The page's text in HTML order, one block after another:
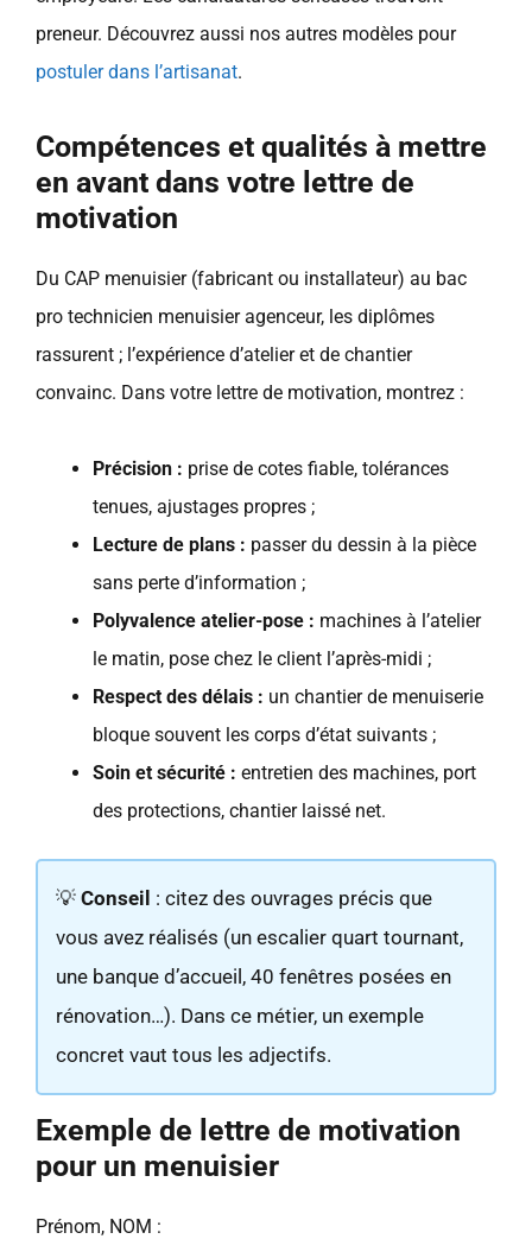
preneur. Découvrez aussi nos autres modèles pour
postuler dans l’artisanat.
Compétences et qualités à mettre
en avant dans votre lettre de
motivation
Du CAP menuisier (fabricant ou installateur) au bac
pro technicien menuisier agenceur, les diplômes
rassurent ; l’expérience d’atelier et de chantier
convainc. Dans votre lettre de motivation, montrez :
Précision : prise de cotes fiable, tolérances
tenues, ajustages propres ;
Lecture de plans : passer du dessin à la pièce
sans perte d’information ;
Polyvalence atelier-pose : machines à l’atelier
le matin, pose chez le client l’après-midi ;
Respect des délais : un chantier de menuiserie
bloque souvent les corps d’état suivants ;
Soin et sécurité : entretien des machines, port
des protections, chantier laissé net.
💡 Conseil : citez des ouvrages précis que
vous avez réalisés (un escalier quart tournant,
une banque d’accueil, 40 fenêtres posées en
rénovation…). Dans ce métier, un exemple
concret vaut tous les adjectifs.
Exemple de lettre de motivation
pour un menuisier
Prénom, NOM :